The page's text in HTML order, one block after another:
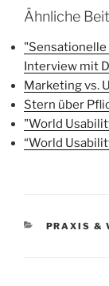
Ähnliche
"Sensationelle
Interview mit
Marketing vs.
Stern über
"World
“World
PRAXIS &